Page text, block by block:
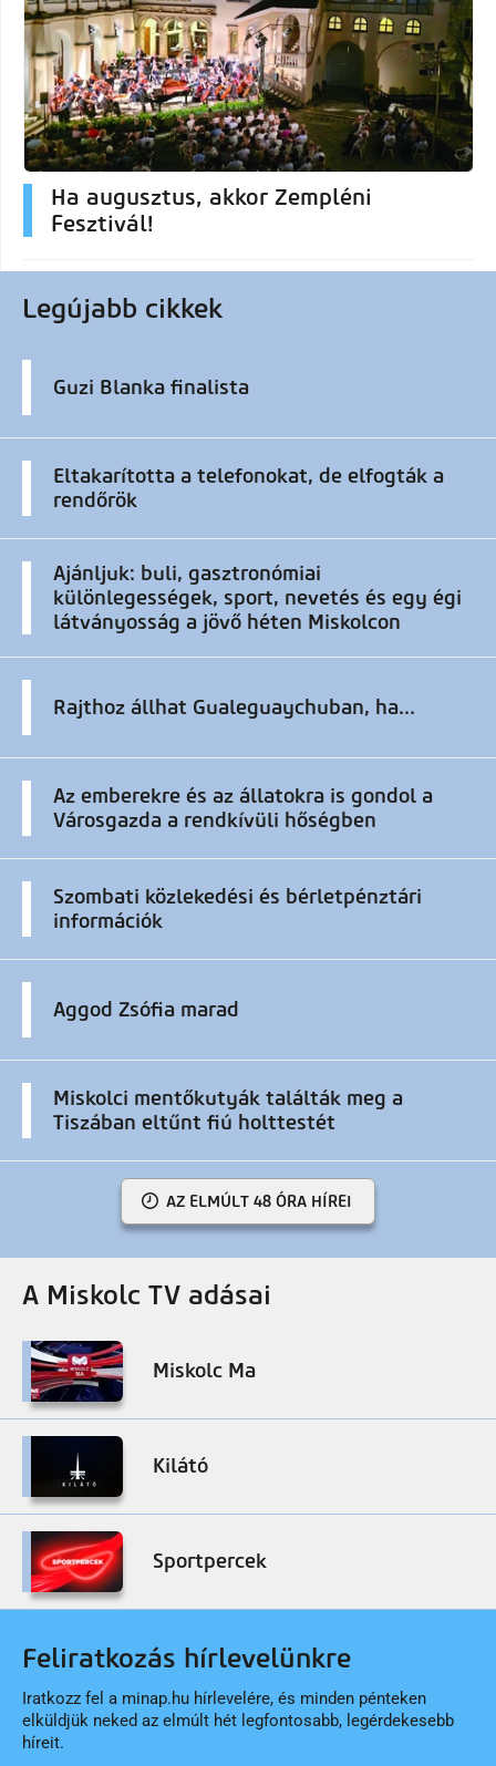
Ha augusztus, akkor Zempléni
Fesztivál!
Legújabb cikkek
Guzi Blanka finalista
Eltakarította a telefonokat, de elfogták a
rendőrök
Ajánljuk: buli, gasztronómiai
különlegességek, sport, nevetés és egy égi
látványosság a jövő héten Miskolcon
Rajthoz állhat Gualeguaychuban, ha...
Az emberekre és az állatokra is gondol a
Városgazda a rendkívüli hőségben
Szombati közlekedési és bérletpénztári
információk
Aggod Zsófia marad
Miskolci mentőkutyák találták meg a
Tiszában eltűnt fiú holttestét
AZ ELMÚLT 48 ÓRA HÍREI
A Miskolc TV adásai
Miskolc Ma
Kilátó
Sportpercek
Feliratkozás hírlevelünkre
Iratkozz fel a minap.hu hírlevelére, és minden pénteken
elküldjük neked az elmúlt hét legfontosabb, legérdekesebb
híreit.